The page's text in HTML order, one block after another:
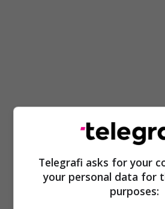
Ushtrime Fizike
Telegrafi asks for your
your personal data for
purposes: